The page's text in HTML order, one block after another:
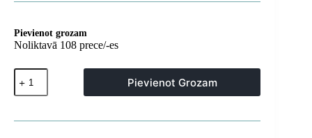
Pievienot grozam
Noliktavā 108 prece/-es
5
degļu
gāzes
ar
Pievienot Grozam